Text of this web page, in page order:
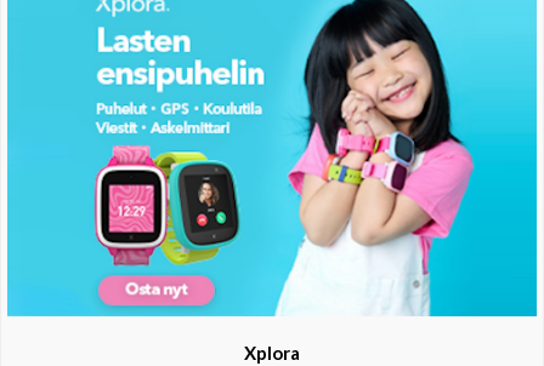
Xplora